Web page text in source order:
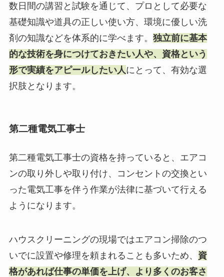
数日間の講習と試験を通じて、プロとして必要な
基礎知識や道具の正しい使い方、環境に優しい洗
剤の知識などを体系的に学べます。 独立前に基本
的な技術を身につけておきたい人や、資格という
形で実績をアピールしたい人にとって、有効な選
択肢となります。
第二種電気工事士
第二種電気工事士の資格を持っていると、エアコ
ンの取り外しや取り付け、コンセントの交換とい
った電気工事を伴う作業が法律に基づいて行える
ようになります。
ハウスクリーニングの現場ではエアコン掃除のつ
いでに設置や修理を頼まれることも多いため、 資
格があれば仕事の単価を上げ、より多くのお客さ